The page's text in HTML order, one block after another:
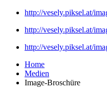
http://vesely.piksel.at/
http://vesely.piksel.at/
http://vesely.piksel.at/
Home
Medien
Image-Broschüre